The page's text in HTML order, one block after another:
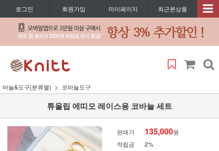
로그인 회원가입 마이페이지 최근본상품
바늘&도구(분류별) 코바늘도구
튜울립 에띠모 레이스용 코바늘 세트
판매가 135,000원
적립금
2%